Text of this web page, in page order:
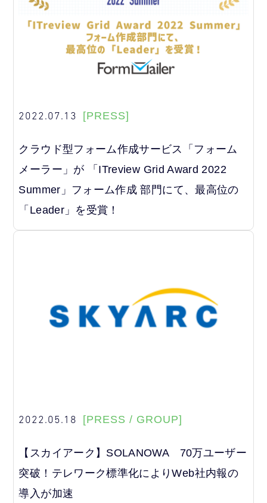
2022.07.13 [PRESS]
クラウド型フォーム作成サービス「フォーム
メーラー」が 「ITreview Grid Award 2022
Summer」フォーム作成 部門にて、最高位の
「Leader」を受賞！
2022.05.18 [PRESS / GROUP]
【スカイアーク】SOLANOWA 70万ユーザー
突破！テレワーク標準化によりWeb社内報の
導入が加速